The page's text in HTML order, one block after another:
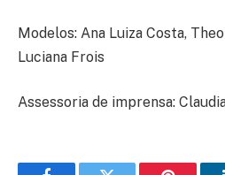
Modelos: Ana Luiza Costa,
Luciana Frois
Assessoria de imprensa: